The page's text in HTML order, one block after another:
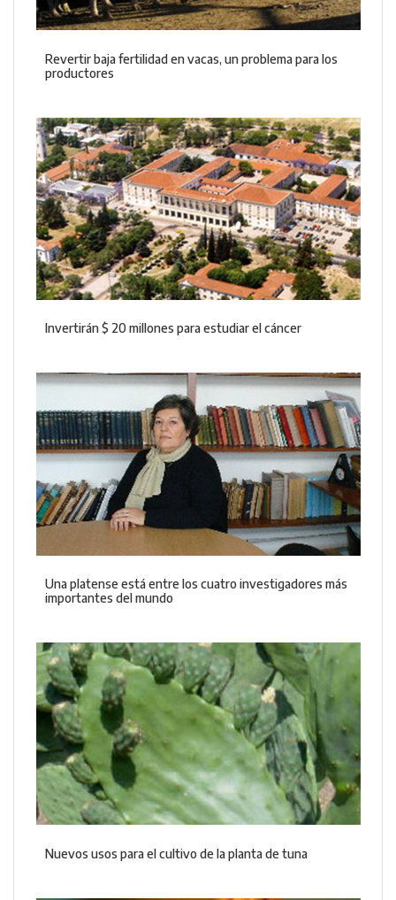
Revertir baja fertilidad en vacas, un problema para los
productores
Invertirán $ 20 millones para estudiar el cáncer
Una platense está entre los cuatro investigadores más
importantes del mundo
Nuevos usos para el cultivo de la planta de tuna